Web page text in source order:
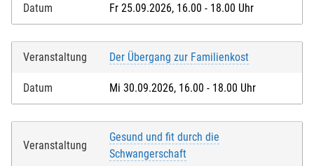
Datum Fr 25.09.2026, 16.00 - 18.00 Uhr
Veranstaltung Der Übergang zur Familienkost
Datum Mi 30.09.2026, 16.00 - 18.00 Uhr
Veranstaltung
Gesund und fit durch die
Schwangerschaft